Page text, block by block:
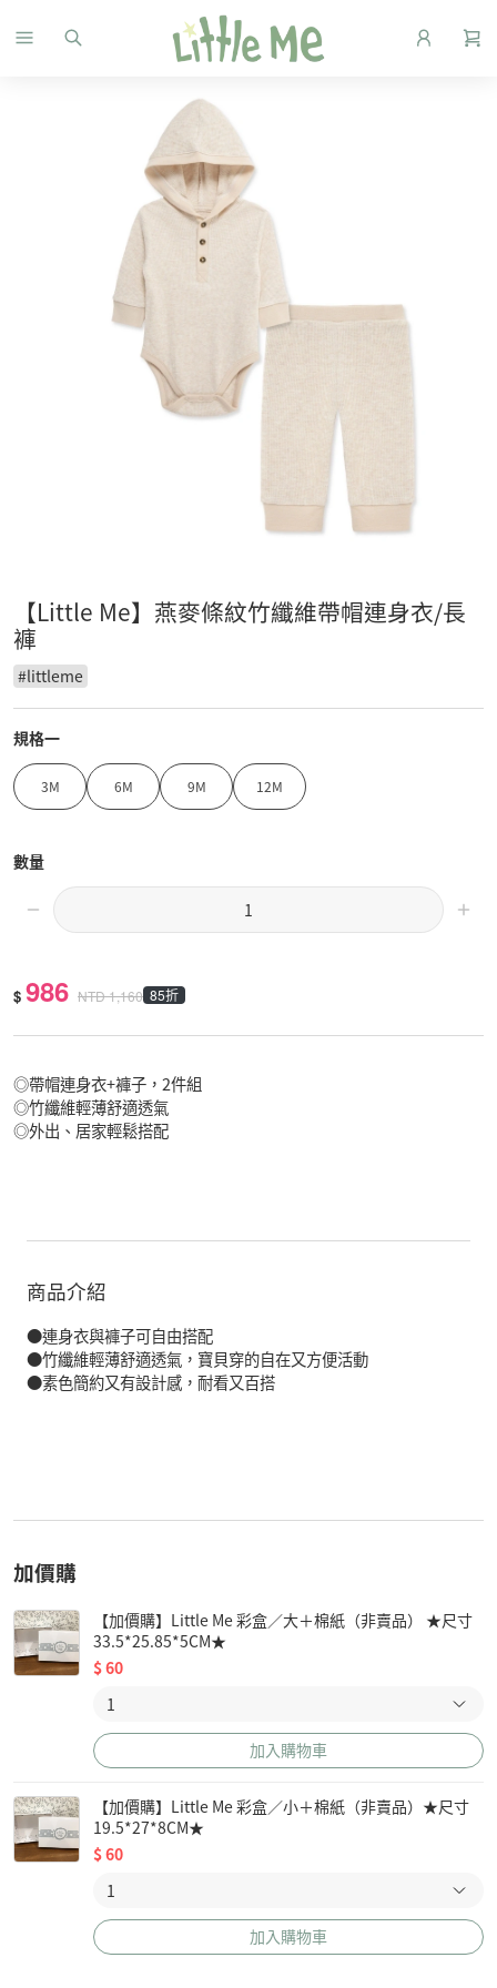
【Little Me】燕麥條紋竹纖維帶帽連身衣/長
褲
#littleme
規格一
3M 6M 9M 12M
數量
$ 986 NTD1,160 85折
◎帶帽連身衣+褲子，2件組
◎竹纖維輕薄舒適透氣
◎外出、居家輕鬆搭配
商品介紹
●連身衣與褲子可自由搭配
●竹纖維輕薄舒適透氣，寶貝穿的自在又方便活動
●素色簡約又有設計感，耐看又百搭
加價購
【加價購】Little Me 彩盒／大＋棉紙（非賣品） ★尺寸
33.5*25.85*5CM★
$60
加入購物車
【加價購】Little Me 彩盒／小＋棉紙（非賣品）★尺寸
19.5*27*8CM★
$60
加入購物車